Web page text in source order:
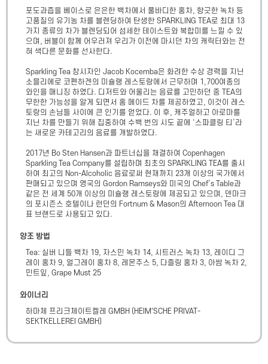
포도과즙을 베이스로 은은한 백차에서 풀바디한 홍차, 향긋한 녹차 등
고품질의 유기농 차를 블렌딩하여 탄생한 SPARKLING TEA로 최대 13
가지 종류의 차가 블렌딩되어 섬세한 테이스트와 복합미를 느낄 수 있
으며, 버블이 함께 어우러져 우리가 이전에 마시던 차의 캐릭터와는 전
혀 색다른 문화를 선사한다.
Sparkling Tea 창시자인 Jacob Kocemba은 화려한 수상 경력을 지닌
소믈리에로 코펜하겐의 미슐랭 레스토랑에서 근무하며 1,700여종의
와인을 매니징 하였다. 디저트와 어울리는 음료를 고민하던 중 TEA의
무한한 가능성을 알게 되면서 홈 메이드 차를 제공하였고, 이것이 레스
토랑의 손님들 사이에 큰 인기를 얻었다. 이 후, 캐주얼하고 아로마를
지닌 차를 만들기 위해 집중하여 수백 번의 시도 끝에 ‘스파클링 티’라
는 새로운 카테고리의 음료를 개발하였다.
2017년 Bo Sten Hansen과 파트너십을 채결하여 Copenhagen
Sparkling Tea Company를 설립하며 최초의 SPARKLING TEA를 출시
하여 최고의 Non-Alcoholic 음료로써 현재까지 23개 이상의 국가에서
판매되고 있으며 영국의 Gordon Ramseys와 미국의 Chef’s Table과
같은 전 세계 50개 이상의 미슐랭 레스토랑에 제공되고 있으며, 덴마크
의 포시즌스 호텔이나 런던의 Fortnum & Mason의 Afternoon Tea 대
표 브랜드로 사용되고 있다.
양조 방법
Tea: 실버 니들 백차 19, 자스민 녹차 14, 시트러스 녹차 13, 레이디 그
레이 홍차 9, 얼그레이 홍차 8, 레몬주스 5, 다즐링 홍차 3, 아쌈 녹차 2,
민트잎, Grape Must 25
와이너리
하마체 프리크체이트켈레 GMBH ( HEIM'SCHE PRIVAT-
SEKTKELLEREI GMBH)